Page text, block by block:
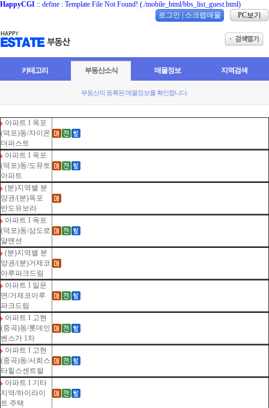
HappyCGI :: define : Template File Not Found! (./mobile_html/bbs_list_guest.html)
로그인
스크랩매물 PC보기
카테고리 부동산소식 매물정보 지역검색
부동산의 등록된 매물정보를 확인합니다.
아파트 I 옥포
(덕포)동/자이온
더퍼스트
아파트 I 옥포
(덕포)동/도뮤토
아파트
(분)지역별 분
양권/(분)옥포
반도유보라
아파트 I 옥포
(덕포)동/삼도로
얄맨션
(분)지역별 분
양권/(분)거제코
아루파크드림
아파트 I 일운
면/거제코아루
파크드림
아파트 I 고현
(중곡)동/롯데인
벤스가 1차
아파트 I 고현
(중곡)동/서희스
타힐스센트럴
아파트 I 기타
지역/하이라이
트 주택